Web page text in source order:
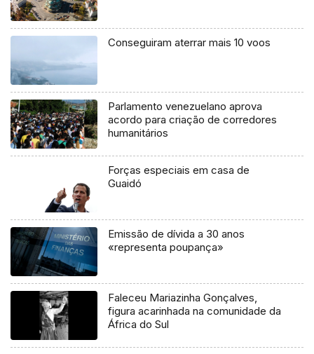
Conseguiram aterrar mais 10 voos
Parlamento venezuelano aprova
acordo para criação de corredores
humanitários
Forças especiais em casa de
Guaidó
Emissão de dívida a 30 anos
«representa poupança»
Faleceu Mariazinha Gonçalves,
figura acarinhada na comunidade da
África do Sul